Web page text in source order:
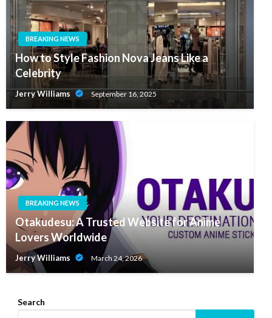
BREAKING NEWS
How to Style Fashion Nova Jeans Like a
Celebrity
Jerry Williams September 16, 2025
BREAKING NEWS
Otakudesu: A Trusted Website for Anime
Lovers Worldwide
Jerry Williams March 24, 2026
Search